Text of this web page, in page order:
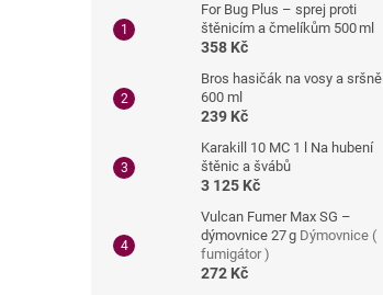
For Bug Plus – sprej proti
štěnicím a čmelíkům 500 ml
358 Kč
Bros hasičák na vosy a sršně
600 ml
239 Kč
Karakill 10 MC 1 l Na hubení
štěnic a švábů
3 125 Kč
Vulcan Fumer Max SG –
dýmovnice 27 g Dýmovnice (
fumigátor )
272 Kč